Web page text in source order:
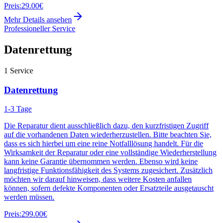
Preis:29.00€
Mehr Details ansehen
Professioneller Service
Datenrettung
1 Service
Datenrettung
1-3 Tage
Die Reparatur dient ausschließlich dazu, den kurzfristigen Zugriff
auf die vorhandenen Daten wiederherzustellen. Bitte beachten Sie,
dass es sich hierbei um eine reine Notfalllösung handelt. Für die
Wirksamkeit der Reparatur oder eine vollständige Wiederherstellung
kann keine Garantie übernommen werden. Ebenso wird keine
langfristige Funktionsfähigkeit des Systems zugesichert. Zusätzlich
möchten wir darauf hinweisen, dass weitere Kosten anfallen
können, sofern defekte Komponenten oder Ersatzteile ausgetauscht
werden müssen.
Preis:299.00€